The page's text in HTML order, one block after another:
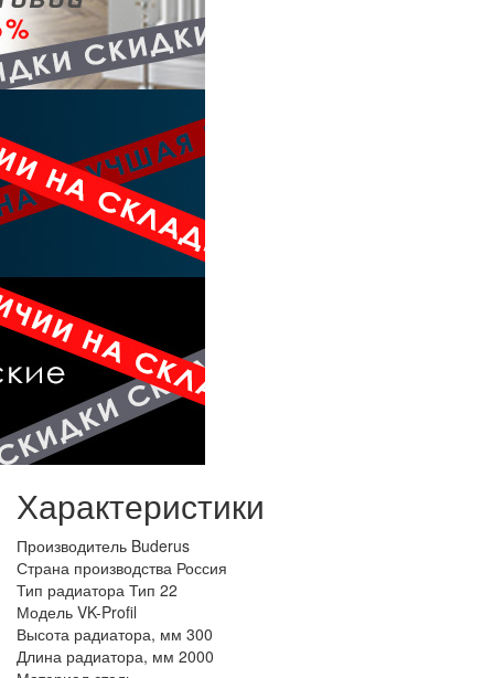
Характеристики
Производитель Buderus
Страна производства Россия
Тип радиатора Тип 22
Модель VK-Profil
Высота радиатора, мм 300
Длина радиатора, мм 2000